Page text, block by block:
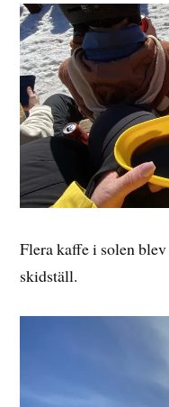
Flera kaffe i solen
skidställ.